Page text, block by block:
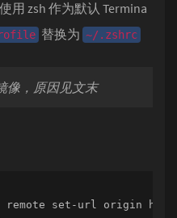
用 zsh 作为默认 Termina
替换为 ~/.zshrc
像，原因见文末
set-url origin